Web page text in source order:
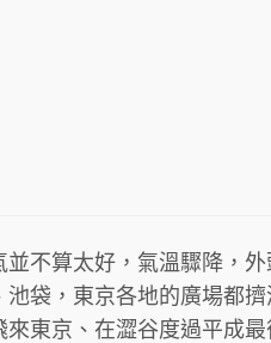
並不算太好，氣溫驟降，
池袋，東京各地的廣場都
東京、在澀谷度過平成